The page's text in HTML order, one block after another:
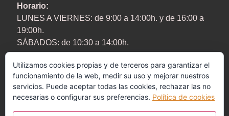
Horario:
LUNES A VIERNES: de 9:00 a 14:00h. y de 16:00 a
19:00h.
SÁBADOS: de 10:30 a 14:00h.
Utilizamos cookies propias y de terceros para garantizar el
funcionamiento de la web, medir su uso y mejorar nuestros
servicios. Puede aceptar todas las cookies, rechazar las no
necesarias o configurar sus preferencias. Política de cookies